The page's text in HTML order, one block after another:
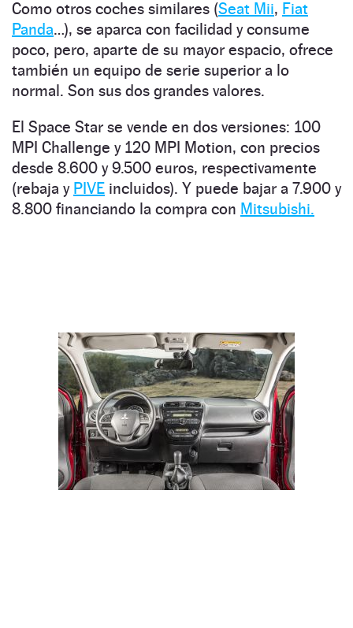
Como otros coches similares (Seat Mii, Fiat
Panda…), se aparca con facilidad y consume
poco, pero, aparte de su mayor espacio, ofrece
también un equipo de serie superior a lo
normal. Son sus dos grandes valores.
El Space Star se vende en dos versiones: 100
MPI Challenge y 120 MPI Motion, con precios
desde 8.600 y 9.500 euros, respectivamente
(rebaja y PIVE incluidos). Y puede bajar a 7.900 y
8.800 financiando la compra con Mitsubishi.